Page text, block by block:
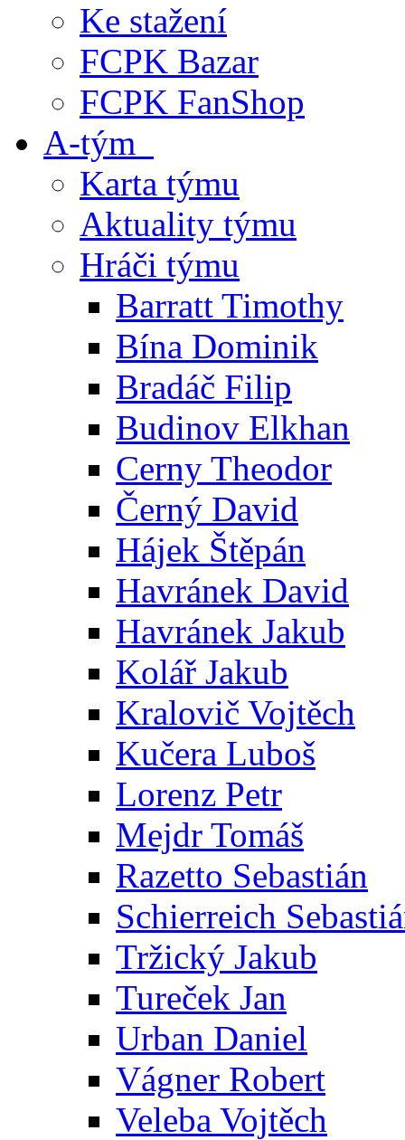
Ke stažení
FCPK Bazar
FCPK FanShop
A-tým
Karta týmu
Aktuality týmu
Hráči týmu
Barratt Timothy
Bína Dominik
Bradáč Filip
Budinov Elkhan
Cerny Theodor
Černý David
Hájek Štěpán
Havránek David
Havránek Jakub
Kolář Jakub
Kralovič Vojtěch
Kučera Luboš
Lorenz Petr
Mejdr Tomáš
Razetto Sebastián
Schierreich
Tržický Jakub
Tureček Jan
Urban Daniel
Vágner Robert
Veleba Vojtěch